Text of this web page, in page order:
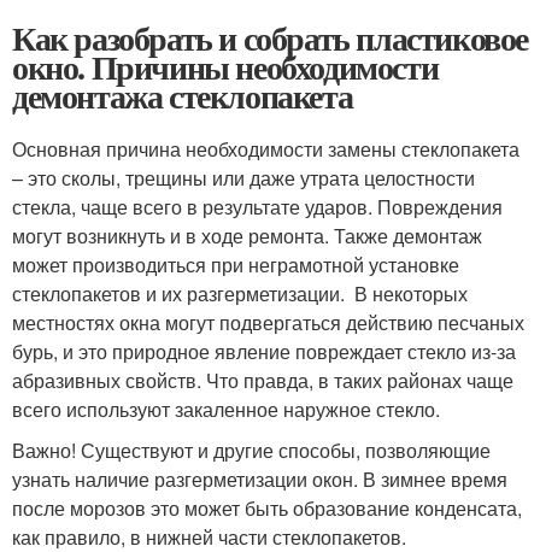
Как разобрать и собрать пластиковое
окно. Причины необходимости
демонтажа стеклопакета
Основная причина необходимости замены стеклопакета
– это сколы, трещины или даже утрата целостности
стекла, чаще всего в результате ударов. Повреждения
могут возникнуть и в ходе ремонта. Также демонтаж
может производиться при неграмотной установке
стеклопакетов и их разгерметизации. В некоторых
местностях окна могут подвергаться действию песчаных
бурь, и это природное явление повреждает стекло из-за
абразивных свойств. Что правда, в таких районах чаще
всего используют закаленное наружное стекло.
Важно! Существуют и другие способы, позволяющие
узнать наличие разгерметизации окон. В зимнее время
после морозов это может быть образование конденсата,
как правило, в нижней части стеклопакетов.